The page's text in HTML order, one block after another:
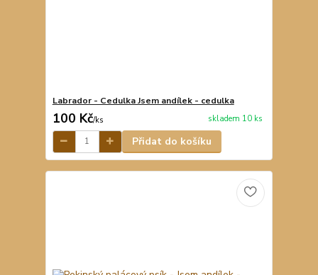
Labrador - Cedulka Jsem andílek - cedulka
100 Kč/ks skladem 10 ks
Přidat do košíku